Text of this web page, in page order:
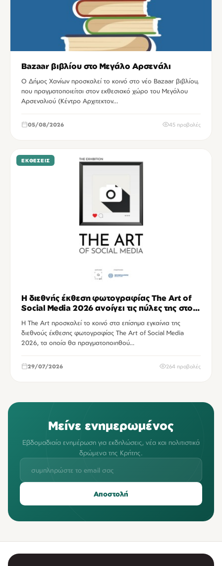
Bazaar βιβλίου στο Μεγάλο Αρσενάλι
Ο Δήμος Χανίων προσκαλεί το κοινό στο νέο Bazaar βιβλίου,
που πραγματοποιείται στον εκθεσιακό χώρο του Μεγάλου
Αρσεναλιού (Κέντρο Αρχιτεκτον…
05/08/2026 45 προβολές
ΕΚΘΈΣΕΙΣ
Η διεθνής έκθεση φωτογραφίας The Art of
Social Media 2026 ανοίγει τις πύλες της στο
Η The Art προσκαλεί το κοινό στα επίσημα εγκαίνια της
διεθνούς έκθεσης φωτογραφίας The Art of Social Media
2026, τα οποία θα πραγματοποιηθού…
29/07/2026 264 προβολές
Μείνε ενημερωμένος
Εβδομαδιαία ενημέρωση για εκδηλώσεις, νέα και πολιτιστικά
δρώμενα της Κρήτης.
Αποστολή